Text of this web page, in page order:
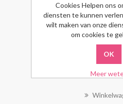
MIJN
Mijn
Klant
Cookies Helpen ons
diensten te kunnen
wilt maken van onze
om cookies te
Meer